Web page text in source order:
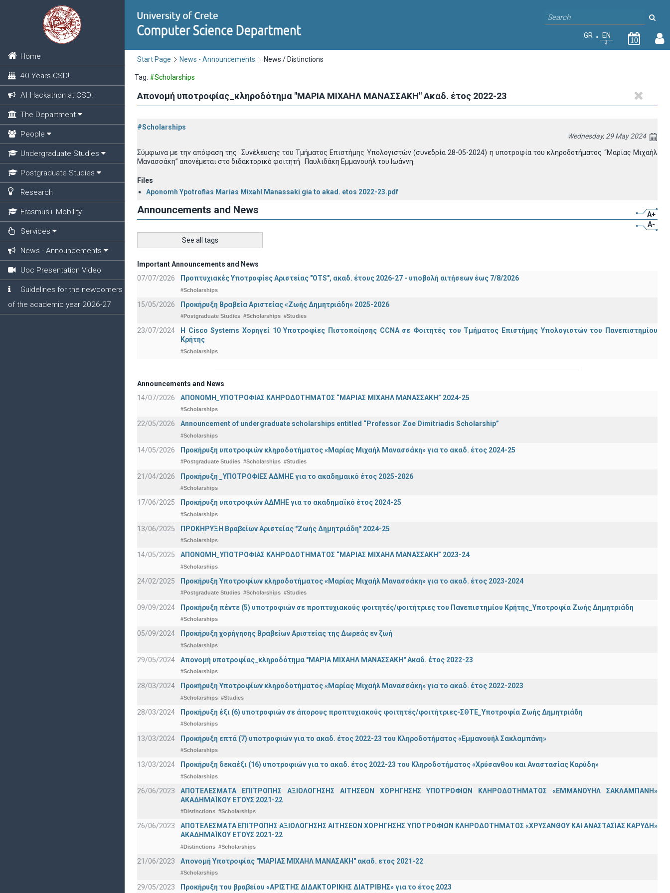
Home
40 Years CSD!
AI Hackathon at CSD!
The Department
People
Undergraduate Studies
Postgraduate Studies
Research
Erasmus+ Mobility
Services
News - Announcements
Uoc Presentation Video
Guidelines for the newcomers
of the academic year 2026-27
GR EN
10
Start Page News - Announcements News / Distinctions
Tag: #Scholarships
Απονομή υποτροφίας_κληροδότημα "ΜΑΡΙΑ ΜΙΧΑΗΛ ΜΑΝΑΣΣΑΚΗ" Ακαδ. έτος 2022-23
#Scholarships
Wednesday, 29 May 2024
Σύμφωνα με την απόφαση της Συνέλευσης του Τμήματος Επιστήμης Υπολογιστών (συνεδρία 28-05-2024) η υποτροφία του κληροδοτήματος “Μαρίας Μιχαήλ
Μανασσάκη” απονέμεται στο διδακτορικό φοιτητή Παυλιδάκη Εμμανουήλ του Ιωάννη.
Files
Aponomh Ypotrofias Marias Mixahl Manassaki gia to akad. etos 2022-23.pdf
Announcements and News
A+
A-
See all tags
Important Announcements and News
07/07/2026
Προπτυχιακές Υποτροφίες Αριστείας "OTS", ακαδ. έτους 2026-27 - υποβολή αιτήσεων έως 7/8/2026
#Scholarships
15/05/2026 Προκήρυξη Βραβεία Αριστείας «Ζωής Δημητριάδη» 2025-2026
#Postgraduate Studies #Scholarships #Studies
23/07/2024
Η Cisco Systems Χορηγεί 10 Υποτροφίες Πιστοποίησης CCNA σε Φοιτητές του Τμήματος Επιστήμης Υπολογιστών του Πανεπιστημίου
Κρήτης
#Scholarships
Announcements and News
14/07/2026
ΑΠΟΝΟΜΗ_ΥΠΟΤΡΟΦΙΑΣ ΚΛΗΡΟΔΟΤΗΜΑΤΟΣ “ΜΑΡΙΑΣ ΜΙΧΑΗΛ ΜΑΝΑΣΣΑΚΗ” 2024-25
#Scholarships
22/05/2026 Announcement of undergraduate scholarships entitled “Professor Zoe Dimitriadis Scholarship”
#Scholarships
14/05/2026 Προκήρυξη υποτροφιών κληροδοτήματος «Μαρίας Μιχαήλ Μανασσάκη» για το ακαδ. έτος 2024-25
#Postgraduate Studies #Scholarships #Studies
21/04/2026 Προκήρυξη _ΥΠΟΤΡΟΦΙΕΣ ΑΔΜΗΕ για το ακαδημαικό έτος 2025-2026
#Scholarships
17/06/2025 Προκήρυξη υποτροφιών ΑΔΜΗΕ για το ακαδημαϊκό έτος 2024-25
#Scholarships
13/06/2025 ΠΡΟΚΗΡΥΞΗ Βραβείων Αριστείας "Ζωής Δημητριάδη" 2024-25
#Scholarships
14/05/2025 ΑΠΟΝΟΜΗ_ΥΠΟΤΡΟΦΙΑΣ ΚΛΗΡΟΔΟΤΗΜΑΤΟΣ “ΜΑΡΙΑΣ ΜΙΧΑΗΛ ΜΑΝΑΣΣΑΚΗ” 2023-24
#Scholarships
24/02/2025 Προκήρυξη Υποτροφίων κληροδοτήματος «Μαρίας Μιχαήλ Μανασσάκη» για το ακαδ. έτος 2023-2024
#Postgraduate Studies #Scholarships #Studies
09/09/2024 Προκήρυξη πέντε (5) υποτροφιών σε προπτυχιακούς φοιτητές/φοιτήτριες του Πανεπιστημίου Κρήτης_Υποτροφία Ζωής Δημητριάδη
#Scholarships
05/09/2024 Προκήρυξη χορήγησης Βραβείων Αριστείας της Δωρεάς εν ζωή
#Scholarships
29/05/2024 Απονομή υποτροφίας_κληροδότημα "ΜΑΡΙΑ ΜΙΧΑΗΛ ΜΑΝΑΣΣΑΚΗ" Ακαδ. έτος 2022-23
#Scholarships
28/03/2024 Προκήρυξη Υποτροφίων κληροδοτήματος «Μαρίας Μιχαήλ Μανασσάκη» για το ακαδ. έτος 2022-2023
#Scholarships #Studies
28/03/2024 Προκήρυξη έξι (6) υποτροφιών σε άπορους προπτυχιακούς φοιτητές/φοιτήτριες-ΣΘΤΕ_Υποτροφία Ζωής Δημητριάδη
#Scholarships
13/03/2024 Προκήρυξη επτά (7) υποτροφιών για το ακαδ. έτος 2022-23 του Κληροδοτήματος «Εμμανουήλ Σακλαμπάνη»
#Scholarships
13/03/2024 Προκήρυξη δεκαέξι (16) υποτροφιών για το ακαδ. έτος 2022-23 του Κληροδοτήματος «Χρύσανθου και Αναστασίας Καρύδη»
#Scholarships
26/06/2023
ΑΠΟΤΕΛΕΣΜΑΤΑ ΕΠΙΤΡΟΠΗΣ ΑΞΙΟΛΟΓΗΣΗΣ ΑΙΤΗΣΕΩΝ ΧΟΡΗΓΗΣΗΣ ΥΠΟΤΡΟΦΙΩΝ ΚΛΗΡΟΔΟΤΗΜΑΤΟΣ «ΕΜΜΑΝΟΥΗΛ ΣΑΚΛΑΜΠΑΝΗ»
ΑΚΑΔΗΜΑΪΚΟΥ ΕΤΟΥΣ 2021-22
#Distinctions #Scholarships
26/06/2023
ΑΠΟΤΕΛΕΣΜΑΤΑ ΕΠΙΤΡΟΠΗΣ ΑΞΙΟΛΟΓΗΣΗΣ ΑΙΤΗΣΕΩΝ ΧΟΡΗΓΗΣΗΣ ΥΠΟΤΡΟΦΙΩΝ ΚΛΗΡΟΔΟΤΗΜΑΤΟΣ «ΧΡΥΣΑΝΘΟΥ ΚΑΙ ΑΝΑΣΤΑΣΙΑΣ ΚΑΡΥΔΗ»
ΑΚΑΔΗΜΑΪΚΟΥ ΕΤΟΥΣ 2021-22
#Distinctions #Scholarships
21/06/2023 Απονομή Υποτροφίας "ΜΑΡΙΑΣ ΜΙΧΑΗΛ ΜΑΝΑΣΑΚΗ" ακαδ. ετος 2021-22
#Scholarships
29/05/2023 Προκήρυξη του βραβείου «ΑΡΙΣΤΗΣ ΔΙΔΑΚΤΟΡΙΚΗΣ ΔΙΑΤΡΙΒΗΣ» για το έτος 2023